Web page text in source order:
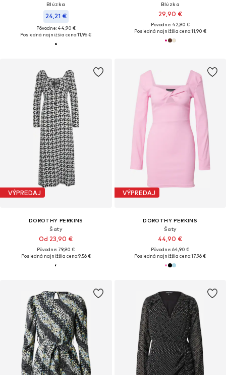
Blúzka
24,21 €
Pôvodne: 44,90 €
Posledná najnižšia cena:11,96 €
Blúzka
29,90 €
Pôvodne: 42,90 €
Posledná najnižšia cena:11,90 €
VÝPREDAJ
DOROTHY PERKINS
Šaty
Od 23,90 €
Pôvodne: 79,90 €
Posledná najnižšia cena:9,56 €
VÝPREDAJ
DOROTHY PERKINS
Šaty
44,90 €
Pôvodne: 64,90 €
Posledná najnižšia cena:17,96 €